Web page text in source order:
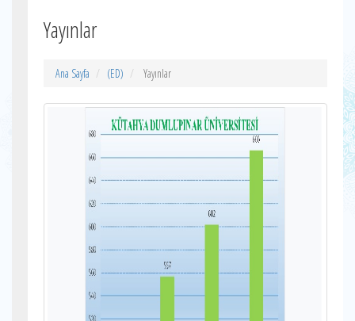
Yayınlar
Ana Sayfa (ED) Yayınlar